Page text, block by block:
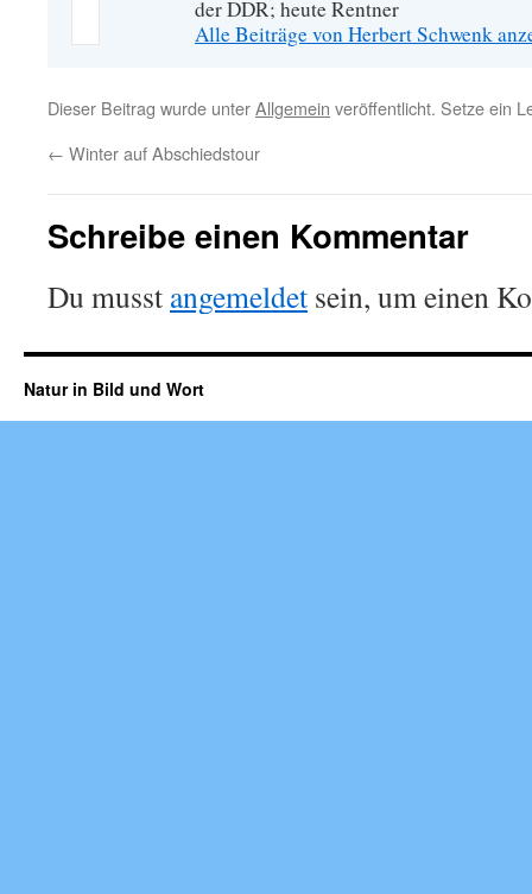
der DDR; heute Rentner
Alle Beiträge von Herbert Schwenk
Dieser Beitrag wurde unterAllgemein veröffentlicht. Setze ein
← Winter auf Abschiedstour
Schreibe einen Kommentar
Du musst angemeldet sein, um einen
Natur in Bild und Wort